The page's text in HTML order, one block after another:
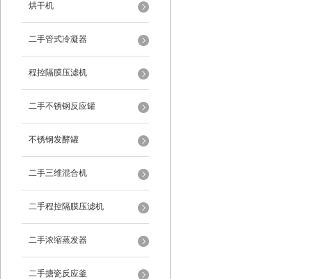
烘干机
二手管式冷凝器
程控隔膜压滤机
二手不锈钢反应罐
不锈钢发酵罐
二手三维混合机
二手程控隔膜压滤机
二手浓缩蒸发器
二手搪瓷反应釜